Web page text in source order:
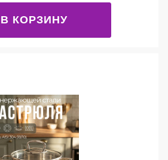
В КОРЗИНУ